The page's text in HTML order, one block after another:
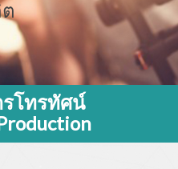
ต
โทรทัศน์